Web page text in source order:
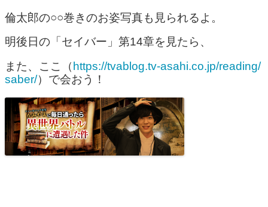
倫太郎の○○巻きのお姿写真も見られるよ。
明後日の「セイバー」第14章を見たら、
また、ここ（ https://tvablog.tv-asahi.co.jp/reading/
saber/）で会おう！